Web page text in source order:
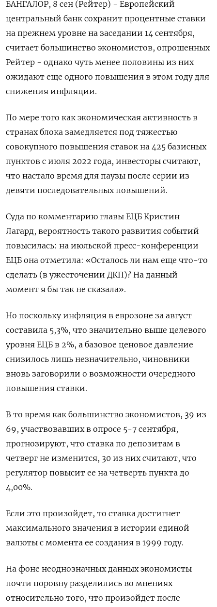
БАНГАЛОР, 8 сен (Рейтер) - Европейский
центральный банк сохранит процентные ставки
на прежнем уровне на заседании 14 сентября,
считает большинство экономистов, опрошенных
Рейтер - однако чуть менее половины из них
ожидают еще одного повышения в этом году для
снижения инфляции.
По мере того как экономическая активность в
странах блока замедляется под тяжестью
совокупного повышения ставок на 425 базисных
пунктов с июля 2022 года, инвесторы считают,
что настало время для паузы после серии из
девяти последовательных повышений.
Суда по комментарию главы ЕЦБ Кристин
Лагард, вероятность такого развития событий
повысилась: на июльской пресс-конференции
ЕЦБ она отметила: «Осталось ли нам еще что-то
сделать (в ужесточении ДКП)? На данный
момент я бы так не сказала».
Но поскольку инфляция в еврозоне за август
составила 5,3%, что значительно выше целевого
уровня ЕЦБ в 2%, а базовое ценовое давление
снизилось лишь незначительно, чиновники
вновь заговорили о возможности очередного
повышения ставки.
В то время как большинство экономистов, 39 из
69, участвовавших в опросе 5-7 сентября,
прогнозируют, что ставка по депозитам в
четверг не изменится, 30 из них считают, что
регулятор повысит ее на четверть пункта до
4,00%.
Если это произойдет, то ставка достигнет
максимального значения в истории единой
валюты с момента ее создания в 1999 году.
На фоне неоднозначных данных экономисты
почти поровну разделились во мнениях
относительно того, что произойдет после